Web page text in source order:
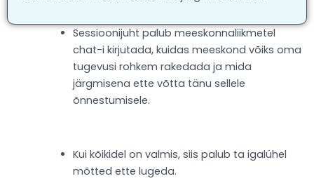
Sessioonijuht palub meeskonnaliikmetel
chat-i kirjutada, kuidas meeskond võiks oma
tugevusi rohkem rakedada ja mida
järgmisena ette võtta tänu sellele
õnnestumisele.
Kui kõikidel on valmis, siis palub ta igalühel
mõtted ette lugeda.